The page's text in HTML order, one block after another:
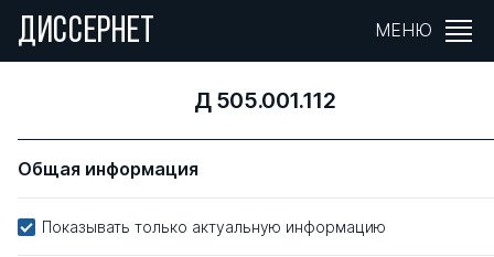
ДИССЕРНЕТ МЕНЮ
Д 505.001.112
Общая информация
Показывать только актуальную информацию